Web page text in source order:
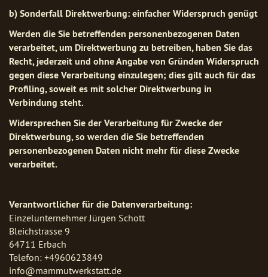
b) Sonderfall Direktwerbung: einfacher Widerspruch genügt
Werden die Sie betreffenden personenbezogenen Daten
verarbeitet, um Direktwerbung zu betreiben, haben Sie das
Recht, jederzeit und ohne Angabe von Gründen Widerspruch
gegen diese Verarbeitung einzulegen; dies gilt auch für das
Profiling, soweit es mit solcher Direktwerbung in
Verbindung steht.
Widersprechen Sie der Verarbeitung für Zwecke der
Direktwerbung, so werden die Sie betreffenden
personenbezogenen Daten nicht mehr für diese Zwecke
verarbeitet.
Verantwortlicher für die Datenverarbeitung:
Einzelunternehmer Jürgen Schott
Bleichstrasse 9
64711 Erbach
Telefon: +4960623849
info@mammutwerkstatt.de